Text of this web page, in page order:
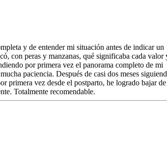
y de entender mi situación antes de indicar un
con peras y manzanas, qué significaba cada valor
por primera vez el panorama completo de mi
paciencia. Después de casi dos meses
primera vez desde el postparto, he logrado bajar de
Totalmente recomendable.